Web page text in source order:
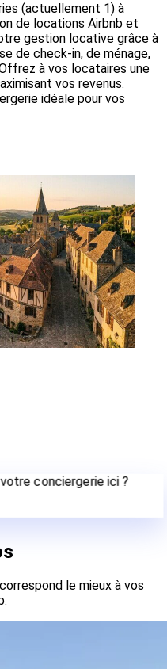
(actuellement 1) à
de locations Airbnb et
gestion locative grâce à
de check-in, de ménage,
à vos locataires une
vos revenus.
idéale pour vos
conciergerie ici ?
le mieux à vos